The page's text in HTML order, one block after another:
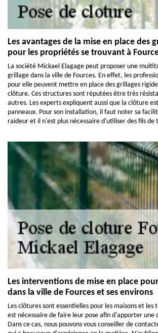
Les avantages de la mise en place des
pour les propriétés se trouvant à
La société Mickael Elagage peut proposer une
grillage dans la ville de Fources. En effet, les
pour elle peuvent mettre en place des grillages
clôture. Ces structures sont réputées être très
autres. Les experts expliquent aussi que la clôture
panneaux. Pour son installation, il faut noter sa
raideur et il n'est plus nécessaire d'utiliser des fils de
Les interventions de mise en place
dans la ville de Fources et ses environs
Les clôtures sont essentielles pour les maisons et les
est nécessaire de faire leur pose afin d'apporter
Dans ce cas, nous pouvons vous conseiller de